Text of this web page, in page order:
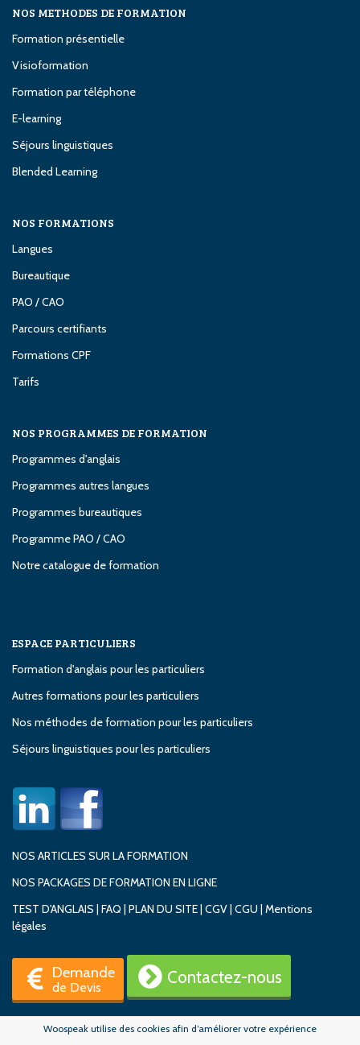
NOS METHODES DE FORMATION
Formation présentielle
Visioformation
Formation par téléphone
E-learning
Séjours linguistiques
Blended Learning
NOS FORMATIONS
Langues
Bureautique
PAO / CAO
Parcours certifiants
Formations CPF
Tarifs
NOS PROGRAMMES DE FORMATION
Programmes d'anglais
Programmes autres langues
Programmes bureautiques
Programme PAO / CAO
Notre catalogue de formation
ESPACE PARTICULIERS
Formation d'anglais pour les particuliers
Autres formations pour les particuliers
Nos méthodes de formation pour les particuliers
Séjours linguistiques pour les particuliers
NOS ARTICLES SUR LA FORMATION
NOS PACKAGES DE FORMATION EN LIGNE
TEST D'ANGLAIS | FAQ | PLAN DU SITE| CGV| CGU | Mentions
légales
Demande
de Devis
Contactez-nous
Woospeak utilise des cookies afin d’améliorer votre expérience